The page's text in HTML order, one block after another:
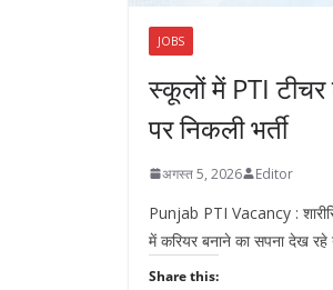
JOBS
स्कूलों में PTI
पर निकली भर्ती
अगस्त 5, 2026 Editor
Punjab PTI Vacancy :
में करियर बनाने का सपना देख
Share this: